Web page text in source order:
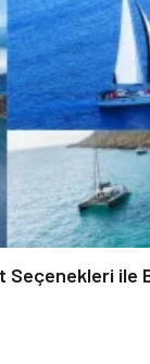
Seçenekleri ile